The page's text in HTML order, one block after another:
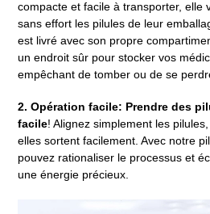
compacte et facile à transporter, elle
sans effort les pilules de leur
est livré avec son propre
un endroit sûr pour stocker vos
empêchant de tomber ou de se
2. Opération facile: Prendre des
facile! Alignez simplement les
elles sortent facilement. Avec notre
pouvez rationaliser le processus et
une énergie précieux.